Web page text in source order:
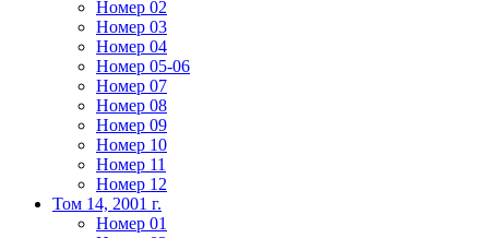
Номер 02
Номер 03
Номер 04
Номер 05-06
Номер 07
Номер 08
Номер 09
Номер 10
Номер 11
Номер 12
Том 14, 2001 г.
Номер 01